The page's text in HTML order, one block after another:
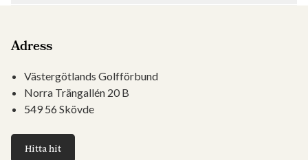
Adress
Västergötlands Golfförbund
Norra Trängallén 20 B
549 56 Skövde
Hitta hit